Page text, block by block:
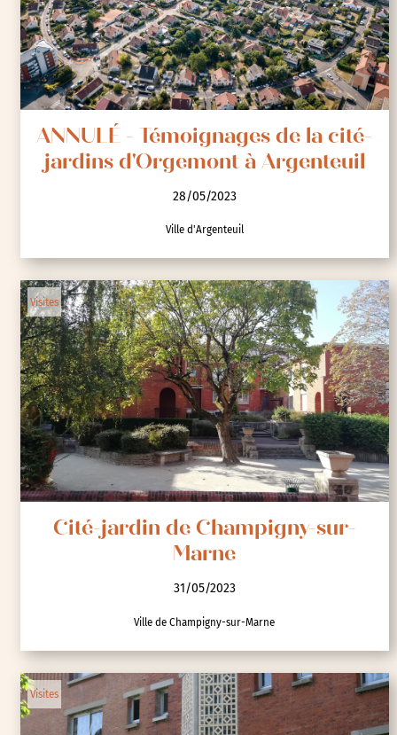
ANNULÉ - Témoignages de la cité-
jardins d'Orgemont à Argenteuil
28/05/2023
Ville d'Argenteuil
Visites
Cité-jardin de Champigny-sur-
Marne
31/05/2023
Ville de Champigny-sur-Marne
Visites